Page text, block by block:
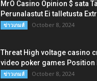
MrO Casino Opinion $ sata
Perunalastut Ei talletusta
ข่าวเกมส์ October 8, 2024
Threat High voltage casino
video poker games Position
ข่าวเกมส์ October 8, 2024